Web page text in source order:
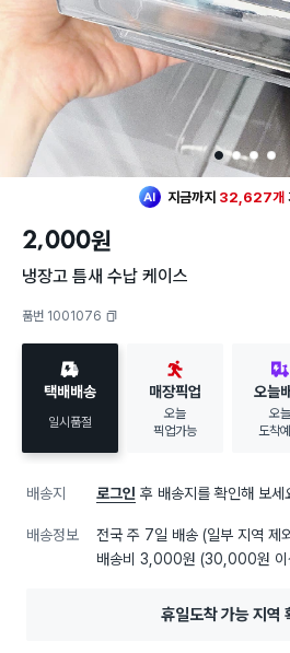
1 2 3 4
지금까지 32,627개
2,000원
냉장고 틈새 수납 케이스
품번 1001076
택배배송
일시품절
매장픽업
오늘
픽업가능
오늘
오늘
도착
배송지 로그인 후 배송지를 확인해 보세
배송정보 전국 주 7일 배송 (일부 지역 제
배송비 3,000원 (30,000원 이
휴일도착 가능 지역